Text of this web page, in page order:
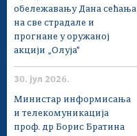
обележавању Дана сећања
на све страдале и
прогнане у оружаној
акцији „Олуја"
30. јул 2026.
Министар информисања
и телекомуникација
проф. др Борис Братина